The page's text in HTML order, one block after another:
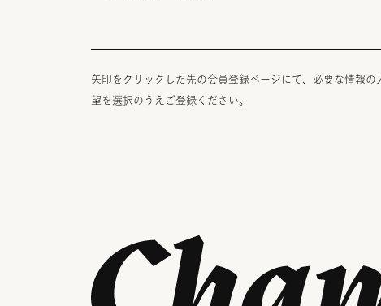
矢印をクリックした先の会員登録ページにて、必要な情報の
望を選択のうえご登録ください。